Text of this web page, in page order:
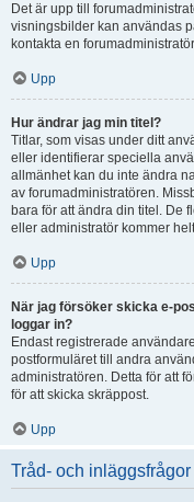
Det är upp till
visningsbilder kan användas
kontakta en
Upp
Hur ändrar jag min titel?
Titlar, som visas under ditt
eller identifierar speciella
allmänhet kan du inte ändra
av forumadministratören.
bara för att ändra din titel. De
eller administratör kommer
Upp
När jag försöker skicka e-
loggar in?
Endast registrerade
postformuläret till andra
administratören. Detta för att
för att skicka skräppost.
Upp
Tråd- och inläggsfrågor